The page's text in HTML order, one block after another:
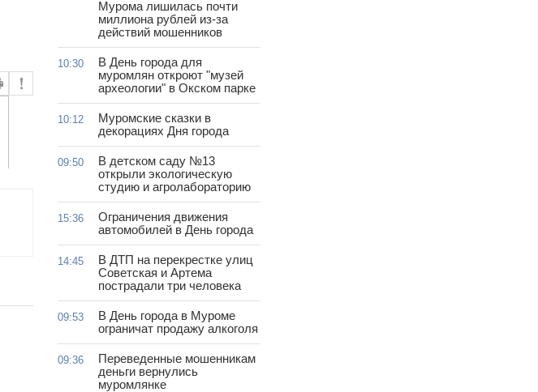
Мурома лишилась почти
миллиона рублей из-за
действий мошенников
10:30
В День города для
муромлян откроют "музей
археологии" в Окском парке
10:12
Муромские сказки в
декорациях Дня города
09:50
В детском саду №13
открыли экологическую
студию и агролабораторию
15:36
Ограничения движения
автомобилей в День города
14:45
В ДТП на перекрестке улиц
Советская и Артема
пострадали три человека
09:53
В День города в Муроме
ограничат продажу алкоголя
09:36
Переведенные мошенникам
деньги вернулись
муромлянке